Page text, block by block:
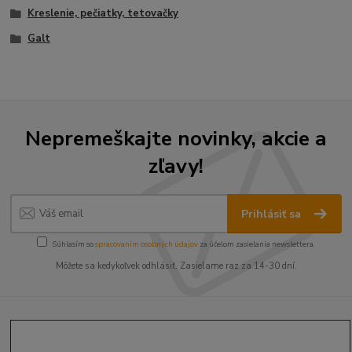
Kreslenie, pečiatky, tetovačky
Galt
Nepremeškajte novinky, akcie a
zľavy!
Prihlásiť sa
Súhlasím sospracovaním osobných údajov za účelom zasielania newslettera.
Môžete sa kedykoľvek odhlásiť. Zasielame raz za 14-30 dní.